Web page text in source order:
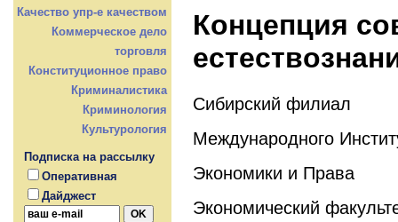
Качество упр-е качеством
Коммерческое дело
торговля
Конституционное право
Криминалистика
Криминология
Культурология
Подписка на рассылку
Оперативная
Дайджест
Концепция
Сибирский филиал
Международного
Экономики и Права
Экономический